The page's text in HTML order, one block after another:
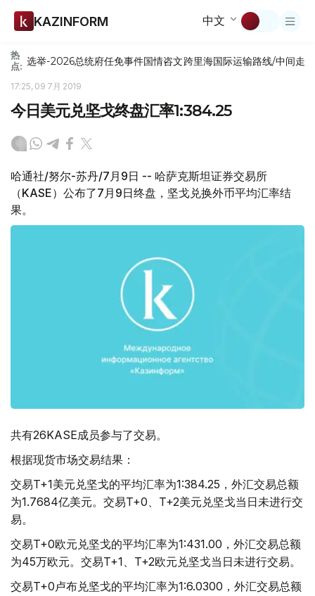
KAZINFORM 中文
热
点: 选举-2026总统府任免事件国情咨文跨里海国际运输路线/中间走廊
17:25, 09 7月 2019
今日美元兑坚戈终盘汇率1:384.25
哈通社/努尔-苏丹/7月9日 -- 哈萨克斯坦证券交易所
（KASE）公布了7月9日终盘，坚戈兑换外币平均汇率结
果。
共有26KASE成员参与了交易。
根据现货市场交易结果：
交易T+1美元兑坚戈的平均汇率为1:384.25，外汇交易总额
为1.7684亿美元。交易T+0、T+2美元兑坚戈当日未进行交
易。
交易T+0欧元兑坚戈的平均汇率为1:431.00，外汇交易总额
为45万欧元。交易T+1、T+2欧元兑坚戈当日未进行交易。
交易T+0卢布兑坚戈的平均汇率为1:6.0300，外汇交易总额